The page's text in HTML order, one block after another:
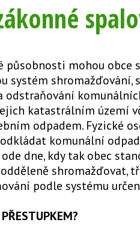
působnosti mohou obce
systém shromažďování,
odstraňování
katastrálním území
odpadem. Fyzické
komunální
dne, kdy tak obec
shromažďovat,
podle systému